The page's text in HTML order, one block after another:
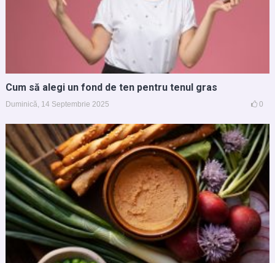
Cum să alegi un fond de ten pentru tenul gras
Duminică, 14 Septembrie 2025 0